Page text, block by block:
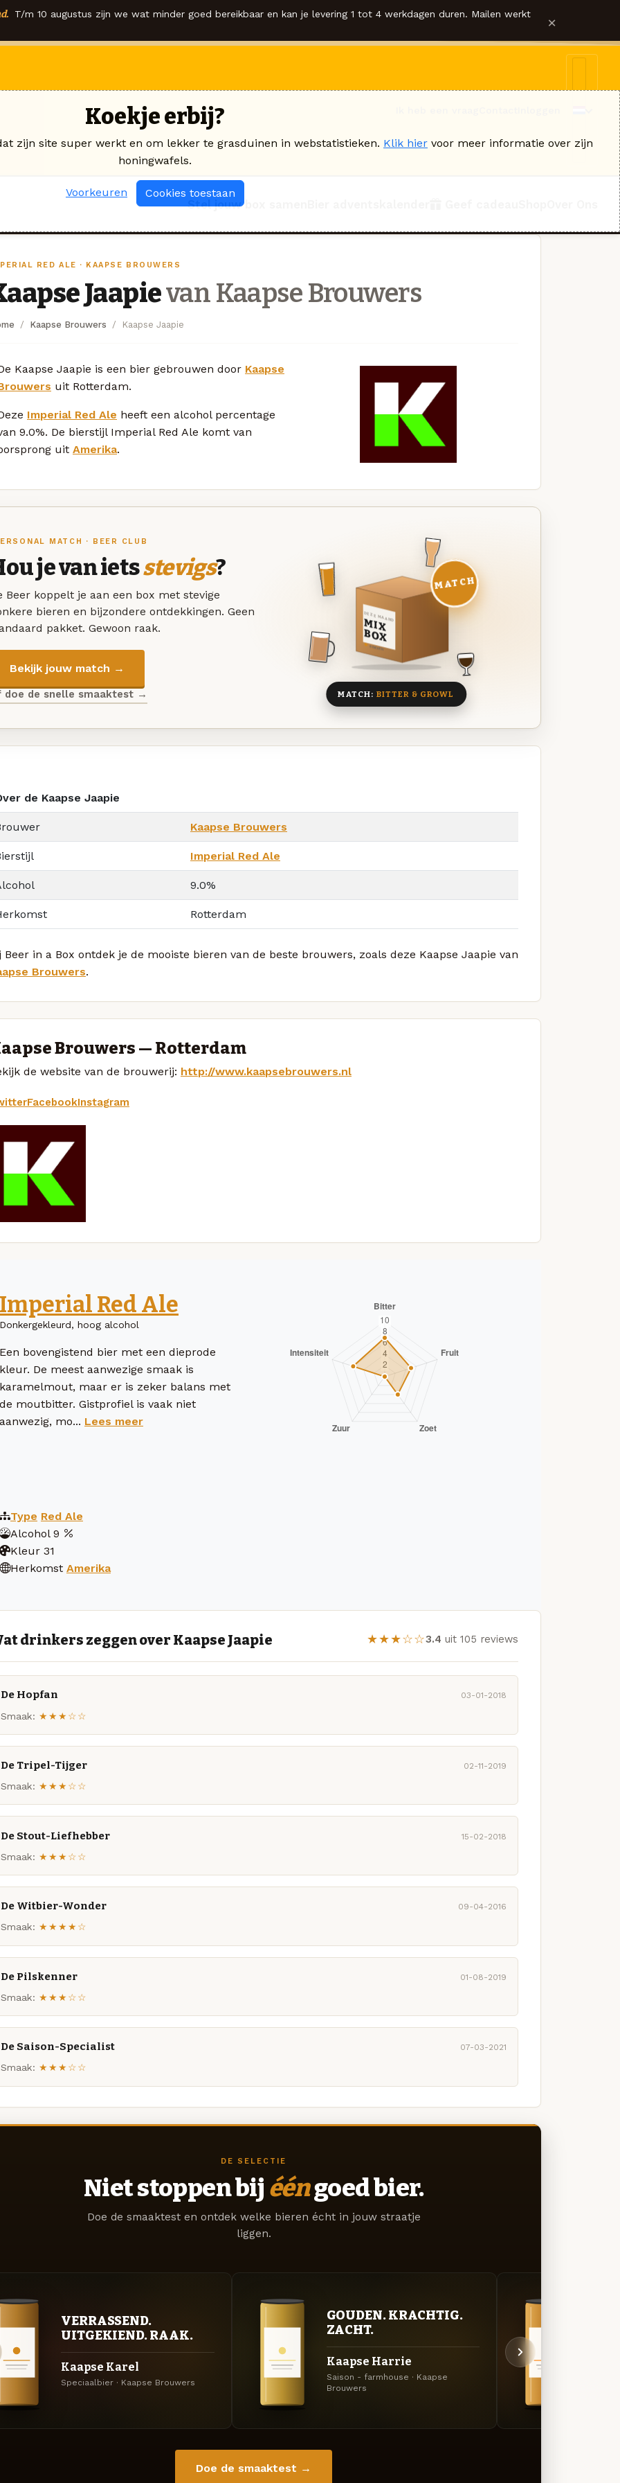
T/m 10 augustus zijn we wat minder goed bereikbaar en kan je levering 1 tot 4 werkdagen duren. Mailen werkt ×
Stel jouw box samen
RED ALE · KAAPSE BROUWERS
Jaapievan Kaapse Brouwers
Kaapse Brouwers Kaapse Jaapie
Kaapse Jaapie is een bier gebrouwen door Kaapse
uit Rotterdam.
Imperial Red Ale heeft een alcohol percentage
9.0%. De bierstijl Imperial Red Ale komt van
uit Amerika.
MATCH · BEER CLUB
je van ietsstevigs?
Beer koppelt je aan een box met stevige
bieren en bijzondere ontdekkingen. Geen
pakket. Gewoon raak.
Bekijk jouw match →
doe de snelle smaaktest →
DEZE MAAND
MIX
BOX
8 BIEREN
MATCH
MATCH: BITTER & GROWL
de Kaapse Jaapie
Kaapse Brouwers
Imperial Red Ale
9.0%
Rotterdam
Beer in a Box ontdek je de mooiste bieren van de beste brouwers, zoals deze Kaapse Jaapie van
Brouwers.
Brouwers — Rotterdam
de website van de brouwerij: http://www.kaapsebrouwers.nl
FacebookInstagram
Imperial Red Ale
Donkergekleurd, hoog alcohol
Een bovengistend bier met een dieprode
kleur. De meest aanwezige smaak is
karamelmout, maar er is zeker balans met
de moutbitter. Gistprofiel is vaak niet
aanwezig, mo... Lees meer
Type Red Ale
Alcohol 9
Kleur 31
Herkomst Amerika
drinkers zeggen over Kaapse Jaapie ★★★☆☆3.4 uit 105 reviews
De Hopfan 03-01-2018
Smaak: ★★★☆☆
De Tripel-Tijger 02-11-2019
Smaak: ★★★☆☆
De Stout-Liefhebber 15-02-2018
Smaak: ★★★☆☆
De Witbier-Wonder 09-04-2016
Smaak: ★★★★☆
De Pilskenner 01-08-2019
Smaak: ★★★☆☆
De Saison-Specialist 07-03-2021
Smaak: ★★★☆☆
DE SELECTIE
Niet stoppen bij ééngoed bier.
Doe de smaaktest en ontdek welke bieren écht in jouw straatje
liggen.
VERRASSEND.
UITGEKIEND. RAAK.
Kaapse Karel
Speciaalbier · Kaapse Brouwers
GOUDEN. KRACHTIG.
ZACHT.
Kaapse Harrie
Saison - farmhouse · Kaapse
Brouwers
Doe de smaaktest →
Koekje erbij?
zijn site super werkt en om lekker te grasduinen in webstatistieken. Klik hier voor meer informatie over zijn
honingwafels.
Voorkeuren Cookies toestaan